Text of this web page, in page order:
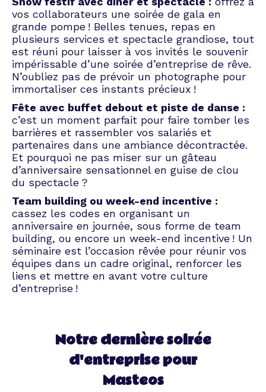
vos collaborateurs une soirée de gala en
grande pompe ! Belles tenues, repas en
plusieurs services et spectacle grandiose, tout
est réuni pour laisser à vos invités le souvenir
impérissable d’une soirée d’entreprise de rêve.
N’oubliez pas de prévoir un photographe pour
immortaliser ces instants précieux !
Fête avec buffet debout et piste de danse :
c’est un moment parfait pour faire tomber les
barrières et rassembler vos salariés et
partenaires dans une ambiance décontractée.
Et pourquoi ne pas miser sur un gâteau
d’anniversaire sensationnel en guise de clou
du spectacle ?
Team building ou week-end incentive :
cassez les codes en organisant un
anniversaire en journée, sous forme de team
building, ou encore un week-end incentive ! Un
séminaire est l’occasion rêvée pour réunir vos
équipes dans un cadre original, renforcer les
liens et mettre en avant votre culture
d’entreprise !
Notre dernière soirée
d'entreprise pour
Masteos